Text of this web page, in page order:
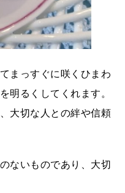
まっすぐに咲くひまわ
明るくしてくれます。
大切な人との絆や信頼
ないものであり、大切